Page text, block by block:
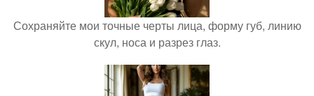
Сохраняйте мои точные черты лица, форму губ, линию
скул, носа и разрез глаз.